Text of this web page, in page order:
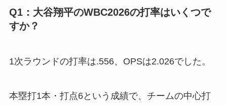
Q1：大谷翔平のWBC2026の打率はいくつで
すか？
1次ラウンドの打率は.556、OPSは2.026でした。
本塁打1本・打点6という成績で、チームの中心打